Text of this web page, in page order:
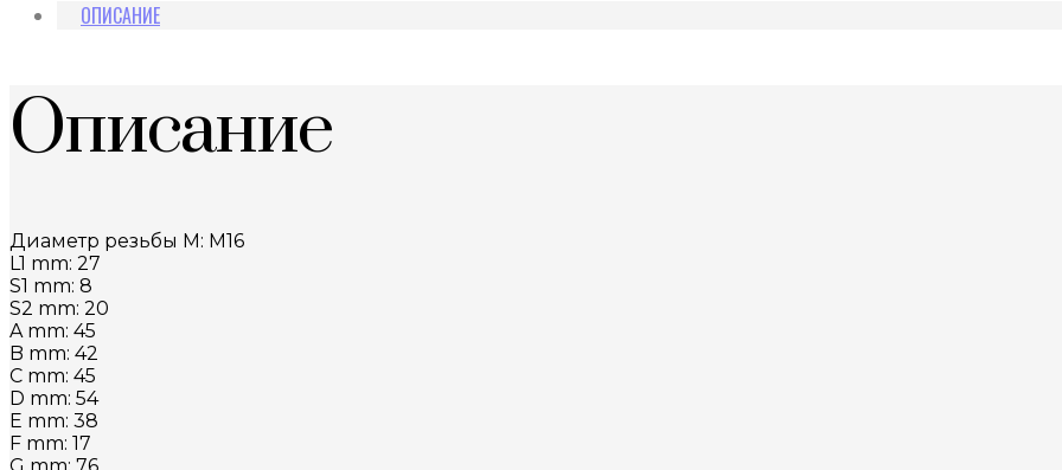
ОПИСАНИЕ
Описание
Диаметр резьбы M: М16
L1 mm: 27
S1 mm: 8
S2 mm: 20
A mm: 45
B mm: 42
C mm: 45
D mm: 54
E mm: 38
F mm: 17